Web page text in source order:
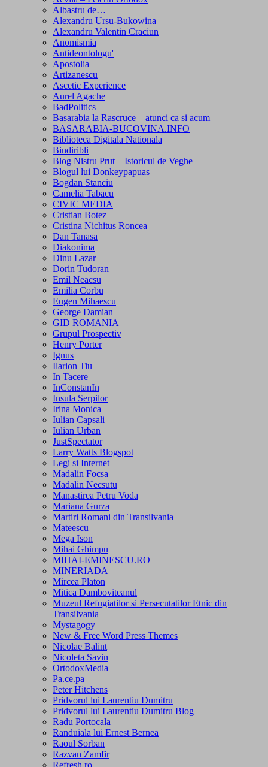
Albastru de…
Alexandru Ursu-Bukowina
Alexandru Valentin Craciun
Anomismia
Antideontologu'
Apostolia
Artizanescu
Ascetic Experience
Aurel Agache
BadPolitics
Basarabia la Rascruce – atunci ca si acum
BASARABIA-BUCOVINA.INFO
Biblioteca Digitala Nationala
Bindiribli
Blog Nistru Prut – Istoricul de Veghe
Blogul lui Donkeypapuas
Bogdan Stanciu
Camelia Tabacu
CIVIC MEDIA
Cristian Botez
Cristina Nichitus Roncea
Dan Tanasa
Diakonima
Dinu Lazar
Dorin Tudoran
Emil Neacsu
Emilia Corbu
Eugen Mihaescu
George Damian
GID ROMANIA
Grupul Prospectiv
Henry Porter
Ignus
Ilarion Tiu
In Tacere
InConstanIn
Insula Serpilor
Irina Monica
Iulian Capsali
Iulian Urban
JustSpectator
Larry Watts Blogspot
Legi si Internet
Madalin Focsa
Madalin Necsutu
Manastirea Petru Voda
Mariana Gurza
Martiri Romani din Transilvania
Mateescu
Mega Ison
Mihai Ghimpu
MIHAI-EMINESCU.RO
MINERIADA
Mircea Platon
Mitica Damboviteanul
Muzeul Refugiatilor si Persecutatilor Etnic din
Transilvania
Mystagogy
New & Free Word Press Themes
Nicolae Balint
Nicoleta Savin
OrtodoxMedia
Pa.ce.pa
Peter Hitchens
Pridvorul lui Laurentiu Dumitru
Pridvorul lui Laurentiu Dumitru Blog
Radu Portocala
Randuiala lui Ernest Bernea
Raoul Sorban
Razvan Zamfir
Refresh.ro